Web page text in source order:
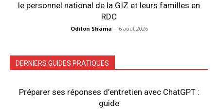
le personnel national de la GIZ et leurs familles en
RDC
Odilon Shama - 6 août 2026
DERNIERS GUIDES PRATIQUES
Préparer ses réponses d’entretien avec ChatGPT :
guide